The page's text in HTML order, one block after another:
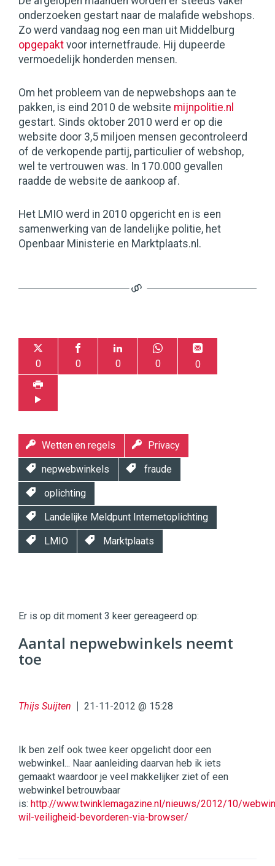
onderzoeken gestart naar de malafide webshops.
Zo werd vandaag nog een man uit Middelburg
opgepakt voor internetfraude. Hij dupeerde
vermoedelijk honderden mensen.
Om het probleem van de nepwebshops aan te
pakken, is eind 2010 de website mijnpolitie.nl
gestart. Sinds oktober 2010 werd er op die
website door 3,5 miljoen mensen gecontroleerd
of de verkopende partij, particulier of webshop,
wel te vertrouwen was. In 170.000 gevallen
raadde de website de aankoop af.
Het LMIO werd in 2010 opgericht en is een
samenwerking van de landelijke politie, het
Openbaar Ministerie en Marktplaats.nl.
0 0 0 0 0
Wetten en regels Privacy
nepwebwinkels fraude
oplichting
Landelijke Meldpunt Internetoplichting
LMIO Marktplaats
|
Digital
Commerce https://twinklemagazine.nl
9654
Er is op dit moment 3 keer gereageerd op:
Aantal nepwebwinkels neemt
toe
Thijs Suijten 21-11-2012 @ 15:28
Ik ben zelf ook twee keer opgelicht door een
webwinkel... Naar aanleiding daarvan heb ik iets
gemaakt waardoor je veel makkelijker ziet of een
webwinkel betrouwbaar
is: http://www.twinklemagazine.nl/nieuws/2012/10/
wil-veiligheid-bevorderen-via-browser/